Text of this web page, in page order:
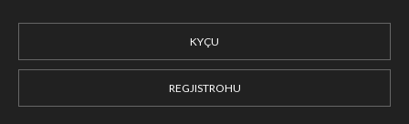
KYÇU
REGJISTROHU